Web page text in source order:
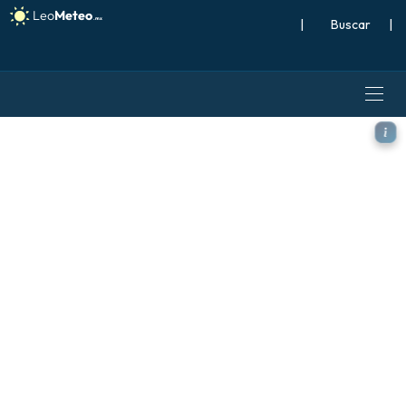
| |
ALADIN CZ 2.3 km modelo